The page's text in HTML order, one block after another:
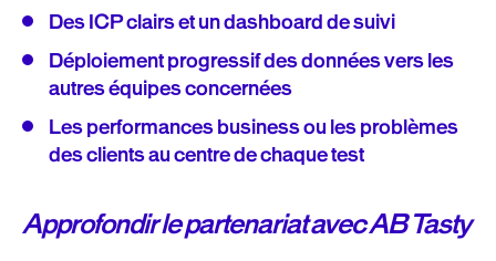
Des ICP clairs et un dashboard de suivi
Déploiement progressif des données vers les
autres équipes concernées
Les performances business ou les problèmes
des clients au centre de chaque test
Approfondir le partenariat avec AB Tasty